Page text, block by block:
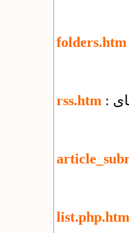
folders.htm
rss.htm
list.php.htm